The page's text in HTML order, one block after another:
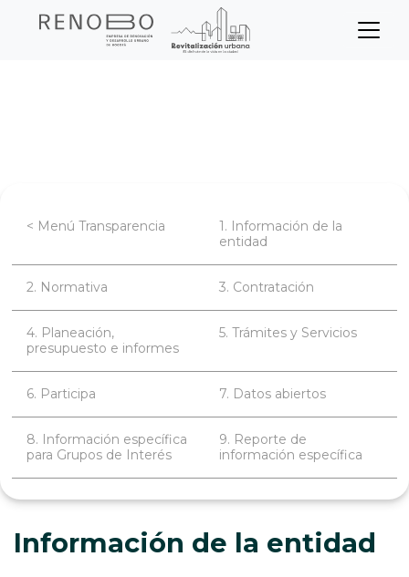
Sitio Web Empresa de
Transparencia
< Menú Transparencia
1. Información de la
entidad
2. Normativa 3. Contratación
4. Planeación,
presupuesto e informes
5. Trámites y Servicios
6. Participa 7. Datos abiertos
8. Información específica
para Grupos de Interés
9. Reporte de
información específica
Información de la entidad